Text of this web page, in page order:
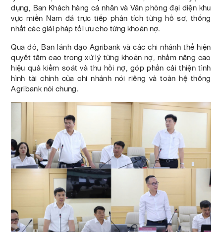
dụng, Ban Khách hàng cá nhân và Văn phòng đại diện khu
vực miền Nam đã trực tiếp phân tích từng hồ sơ, thống
nhất các giải pháp tối ưu cho từng khoản nợ.
Qua đó, Ban lãnh đạo Agribank và các chi nhánh thể hiện
quyết tâm cao trong xử lý từng khoản nợ, nhằm nâng cao
hiệu quả kiểm soát và thu hồi nợ, góp phần cải thiện tình
hình tài chính của chi nhánh nói riêng và toàn hệ thống
Agribank nói chung.